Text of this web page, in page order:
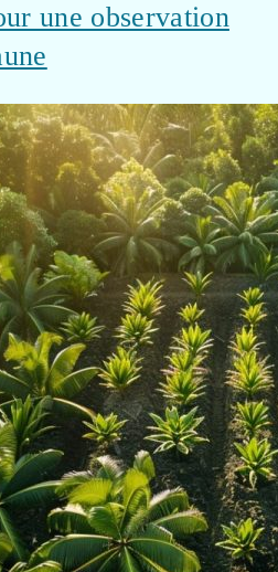
une observation